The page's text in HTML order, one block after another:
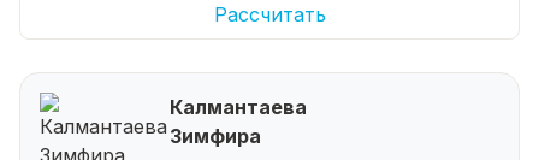
Рассчитать
Калмантаева
Зимфира